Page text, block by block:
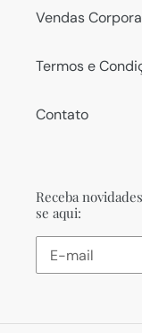
Vendas
Termos e
Contato
Receba
se aqui: